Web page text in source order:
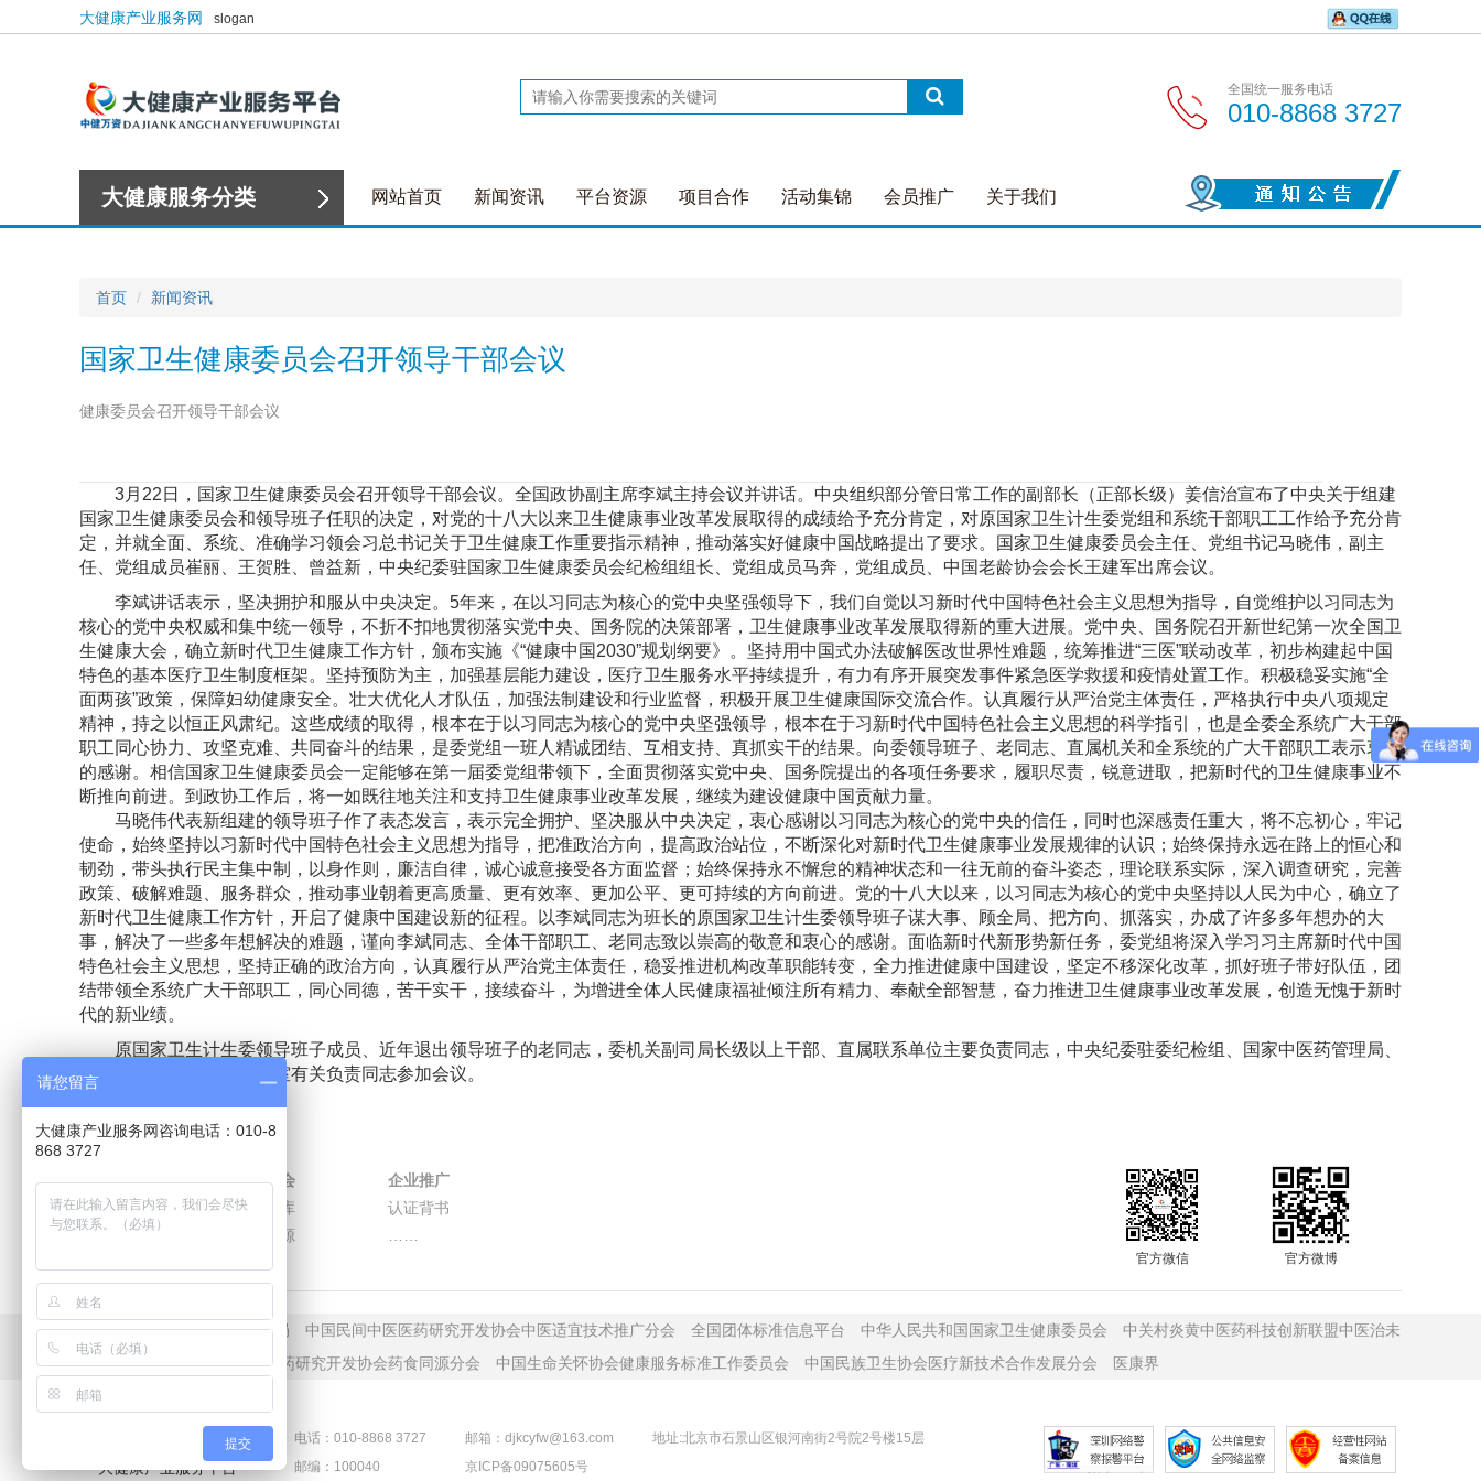
大健康产业服务网 slogan
全国统一服务电话
010-8868 3727
大健康服务分类 网站首页 新闻资讯 平台资源 项目合作 活动集锦 会员推广 关于我们
首页 新闻资讯
国家卫生健康委员会召开领导干部会议
健康委员会召开领导干部会议
3月22日，国家卫生健康委员会召开领导干部会议。全国政协副主席李斌主持会议并讲话。中央组织部分管日常工作的副部长（正部长级）姜信治宣布了中央关于组建
国家卫生健康委员会和领导班子任职的决定，对党的十八大以来卫生健康事业改革发展取得的成绩给予充分肯定，对原国家卫生计生委党组和系统干部职工工作给予充分肯
定，并就全面、系统、准确学习领会习总书记关于卫生健康工作重要指示精神，推动落实好健康中国战略提出了要求。国家卫生健康委员会主任、党组书记马晓伟，副主
任、党组成员崔丽、王贺胜、曾益新，中央纪委驻国家卫生健康委员会纪检组组长、党组成员马奔，党组成员、中国老龄协会会长王建军出席会议。
李斌讲话表示，坚决拥护和服从中央决定。5年来，在以习同志为核心的党中央坚强领导下，我们自觉以习新时代中国特色社会主义思想为指导，自觉维护以习同志为
核心的党中央权威和集中统一领导，不折不扣地贯彻落实党中央、国务院的决策部署，卫生健康事业改革发展取得新的重大进展。党中央、国务院召开新世纪第一次全国卫
生健康大会，确立新时代卫生健康工作方针，颁布实施《“健康中国2030”规划纲要》。坚持用中国式办法破解医改世界性难题，统筹推进“三医”联动改革，初步构建起中国
特色的基本医疗卫生制度框架。坚持预防为主，加强基层能力建设，医疗卫生服务水平持续提升，有力有序开展突发事件紧急医学救援和疫情处置工作。积极稳妥实施“全
面两孩”政策，保障妇幼健康安全。壮大优化人才队伍，加强法制建设和行业监督，积极开展卫生健康国际交流合作。认真履行从严治党主体责任，严格执行中央八项规定
精神，持之以恒正风肃纪。这些成绩的取得，根本在于以习同志为核心的党中央坚强领导，根本在于习新时代中国特色社会主义思想的科学指引，也是全委全系统广大干部
职工同心协力、攻坚克难、共同奋斗的结果，是委党组一班人精诚团结、互相支持、真抓实干的结果。向委领导班子、老同志、直属机关和全系统的广大干部职工表示衷心
的感谢。相信国家卫生健康委员会一定能够在第一届委党组带领下，全面贯彻落实党中央、国务院提出的各项任务要求，履职尽责，锐意进取，把新时代的卫生健康事业不
断推向前进。到政协工作后，将一如既往地关注和支持卫生健康事业改革发展，继续为建设健康中国贡献力量。
马晓伟代表新组建的领导班子作了表态发言，表示完全拥护、坚决服从中央决定，衷心感谢以习同志为核心的党中央的信任，同时也深感责任重大，将不忘初心，牢记
使命，始终坚持以习新时代中国特色社会主义思想为指导，把准政治方向，提高政治站位，不断深化对新时代卫生健康事业发展规律的认识；始终保持永远在路上的恒心和
韧劲，带头执行民主集中制，以身作则，廉洁自律，诚心诚意接受各方面监督；始终保持永不懈怠的精神状态和一往无前的奋斗姿态，理论联系实际，深入调查研究，完善
政策、破解难题、服务群众，推动事业朝着更高质量、更有效率、更加公平、更可持续的方向前进。党的十八大以来，以习同志为核心的党中央坚持以人民为中心，确立了
新时代卫生健康工作方针，开启了健康中国建设新的征程。以李斌同志为班长的原国家卫生计生委领导班子谋大事、顾全局、把方向、抓落实，办成了许多多年想办的大
事，解决了一些多年想解决的难题，谨向李斌同志、全体干部职工、老同志致以崇高的敬意和衷心的感谢。面临新时代新形势新任务，委党组将深入学习习主席新时代中国
特色社会主义思想，坚持正确的政治方向，认真履行从严治党主体责任，稳妥推进机构改革职能转变，全力推进健康中国建设，坚定不移深化改革，抓好班子带好队伍，团
结带领全系统广大干部职工，同心同德，苦干实干，接续奋斗，为增进全体人民健康福祉倾注所有精力、奉献全部智慧，奋力推进卫生健康事业改革发展，创造无愧于新时
代的新业绩。
原国家卫生计生委领导班子成员、近年退出领导班子的老同志，委机关副司局长级以上干部、直属联系单位主要负责同志，中央纪委驻委纪检组、国家中医药管理局、
全国老龄工作委员会办公室有关负责同志参加会议。
关于我们
平台介绍
平台创始人
相关协会
专家智库
平台资源
企业推广
认证背书
官方微信 官方微博
友情链接： 国家中医药管理局 中国民间中医医药研究开发协会中医适宜技术推广分会 全国团体标准信息平台 中华人民共和国国家卫生健康委员会
中关村炎黄中医药科技创新联盟中医治未
病发展分会
中国民间中医医药研究开发协会药食同源分会 中国生命关怀协会健康服务标准工作委员会 中国民族卫生协会医疗新技术合作发展分会 医康界
大健康产业服务平台
电话：010-8868 3727
邮编：100040
邮箱：djkcyfw@163.com
京ICP备09075605号
地址:北京市石景山区银河南街2号院2号楼15层
请您留言
大健康产业服务网咨询电话：010-8
868 3727
提交